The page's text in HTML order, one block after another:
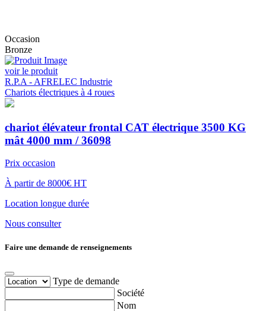
Occasion
Bronze
voir le produit
R.P.A - AFRELEC Industrie
Chariots électriques à 4 roues
chariot élévateur frontal CAT électrique 3500 KG
mât 4000 mm / 36098
Prix occasion
À partir de 8000€ HT
Location longue durée
Nous consulter
Faire une demande de renseignements
Type de demande
Société
Nom